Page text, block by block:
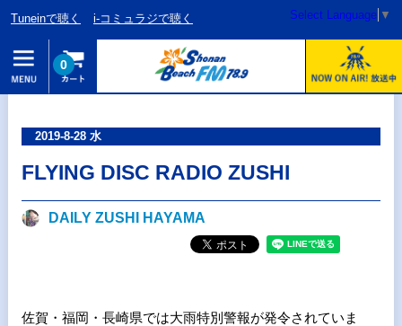
Tuneinで聴く i-コミュラジで聴く Select Language ▼
0
2019-8-28 水
FLYING DISC RADIO ZUSHI
DAILY ZUSHI HAYAMA
佐賀・福岡・長崎県では大雨特別警報が発令されていま